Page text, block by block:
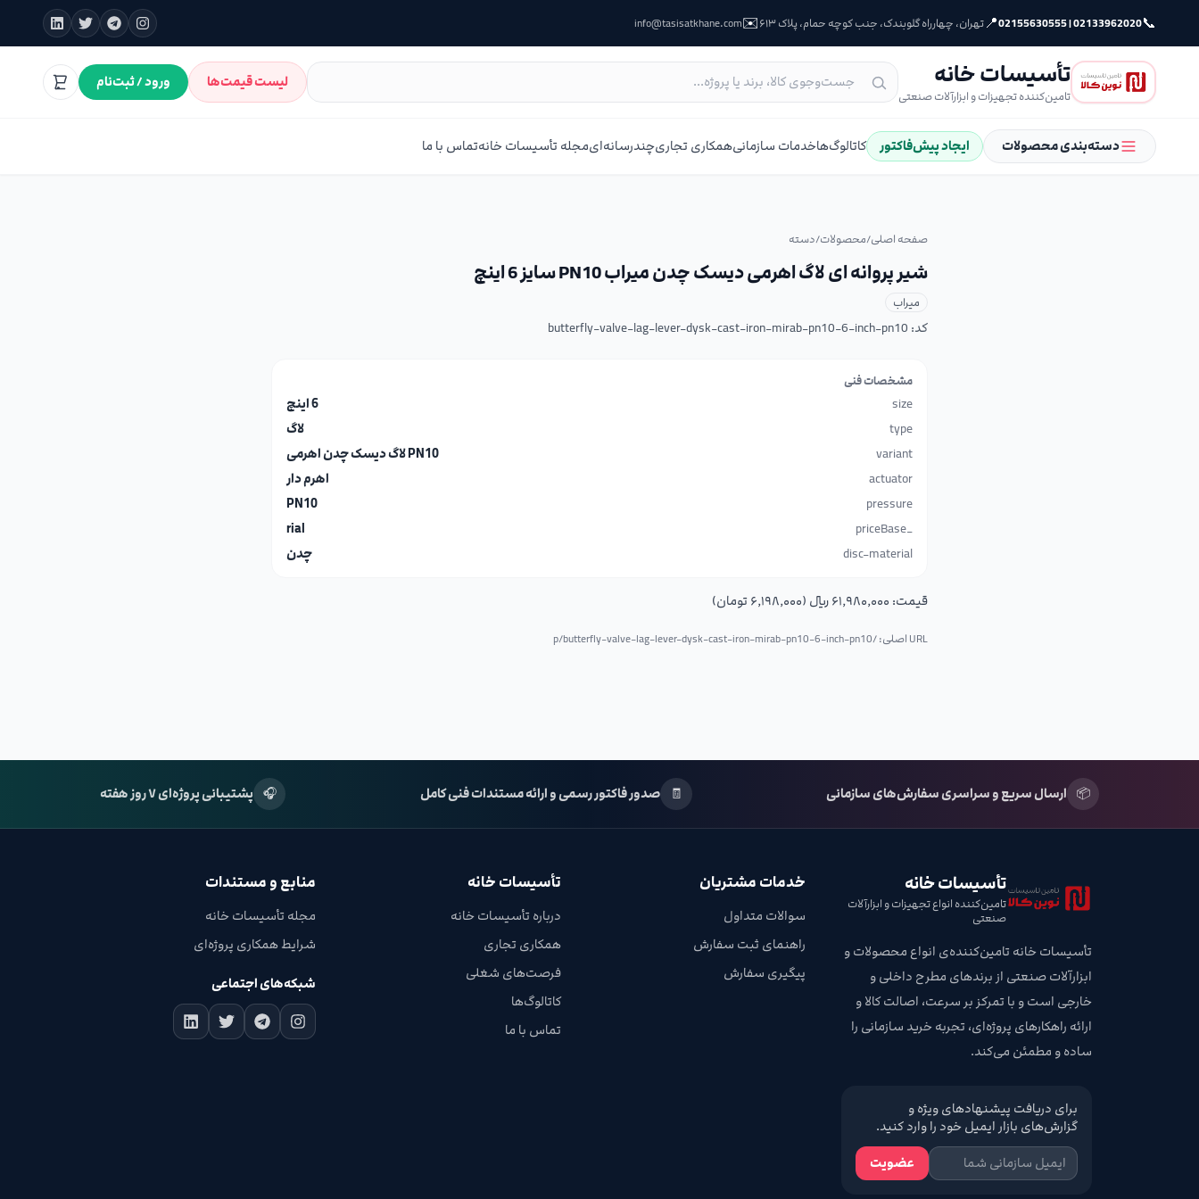
📞
02133962020 | 02155630555
📍تهران، چهارراه گلوبندک، جنب کوچه حمام، پلاک ۶۱۳ ✉️
info@tasisatkhane.com
تأسیسات خانه
تامین‌کننده تجهیزات و ابزارآلات صنعتی
لیست قیمت‌ها ورود / ثبت‌نام
دسته‌بندی محصولات ایجاد پیش‌فاکتور کاتالوگ‌هاخدمات سازمانیهمکاری تجاریچندرسانه‌ایمجله تأسیسات خانهتماس با ما
صفحه اصلی/محصولات/دسته
شیر پروانه ای لاگ اهرمی دیسک چدن میراب PN10 سایز 6 اینچ
میراب
کد: butterfly-valve-lag-lever-dysk-cast-iron-mirab-pn10-6-inch-pn10
مشخصات فنی
size
6 اینچ
type
لاگ
variant
PN10 لاگ دیسک چدن اهرمی
actuator
اهرم دار
pressure
PN10
_priceBase
rial
disc-material
چدن
قیمت: ۶۱٬۹۸۰٬۰۰۰ ریال (۶٬۱۹۸٬۰۰۰ تومان)
URL اصلی: /p/ butterfly-valve-lag-lever-dysk-cast-iron-mirab-pn10-6-inch-pn10
📦 ارسال سریع و سراسری سفارش‌های سازمانی 🧾 صدور فاکتور رسمی و ارائه مستندات فنی کامل 🎧 پشتیبانی پروژه‌ای ۷ روز هفته
تأسیسات خانه
تامین‌کننده انواع تجهیزات و ابزارآلات
صنعتی
تأسیسات خانه تامین‌کننده‌ی انواع محصولات و
ابزارآلات صنعتی از برندهای مطرح داخلی و
خارجی است و با تمرکز بر سرعت، اصالت کالا و
ارائه راهکارهای پروژه‌ای، تجربه خرید سازمانی را
ساده و مطمئن می‌کند.
برای دریافت پیشنهادهای ویژه و
گزارش‌های بازار ایمیل خود را وارد کنید.
عضویت
خدمات مشتریان
سوالات متداول
راهنمای ثبت سفارش
پیگیری سفارش
تأسیسات خانه
درباره تأسیسات خانه
همکاری تجاری
فرصت‌های شغلی
کاتالوگ‌ها
تماس با ما
منابع و مستندات
مجله تأسیسات خانه
شرایط همکاری پروژه‌ای
شبکه‌های اجتماعی